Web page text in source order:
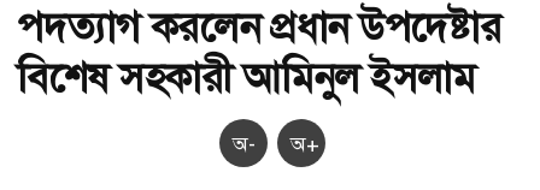
পদত্যাগ করলেন প্রধান উপদেষ্টার
বিশেষ সহকারী আমিনুল ইসলাম
অ- অ+